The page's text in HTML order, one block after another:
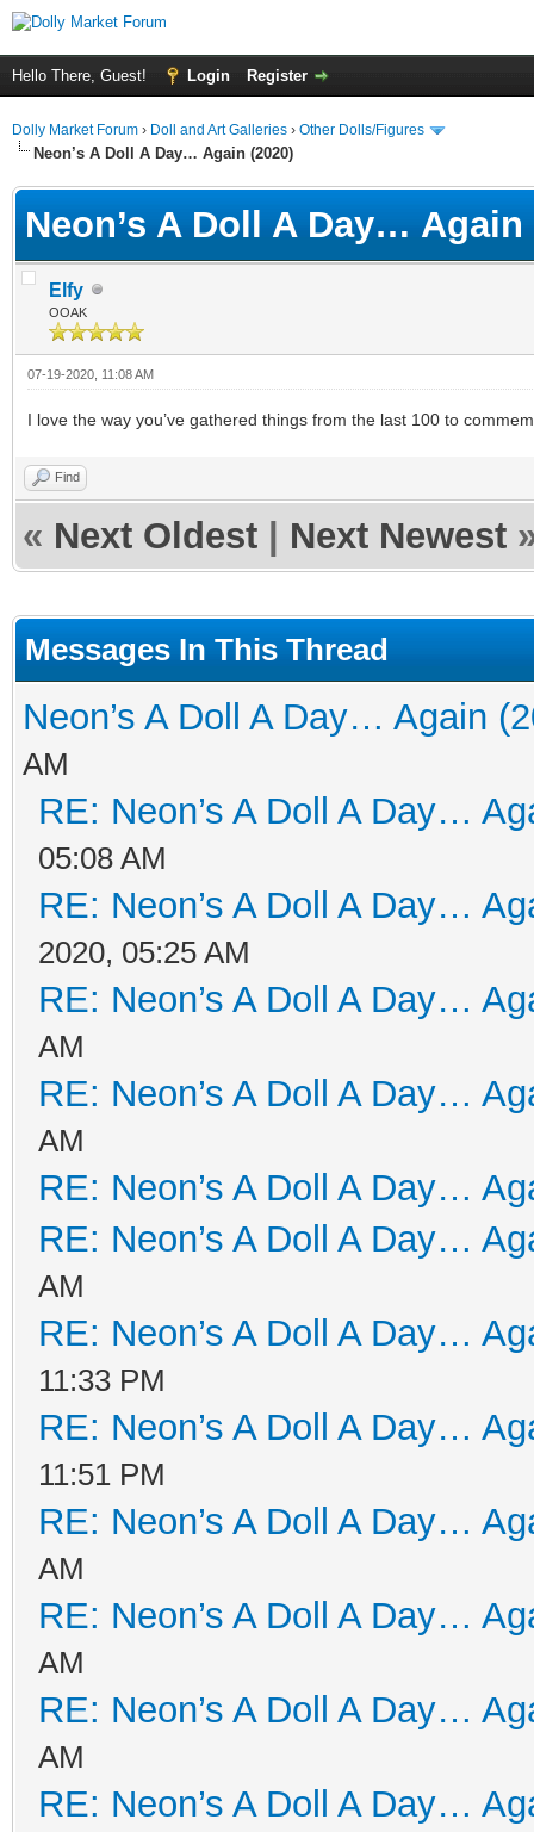
Hello There, Guest! Login Register
Dolly Market Forum › Doll and Art Galleries › Other Dolls/Figures
Neon’s A Doll A Day… Again (2020)
Neon’s A Doll A Day… Again
Elfy
OOAK
07-19-2020, 11:08 AM
I love the way you’ve gathered things from the last 100 to
Find
« Next Oldest Next Newest
Messages In This Thread
Neon’s A Doll A Day… Again
AM
RE: Neon’s A Doll A Day…
05:08 AM
RE: Neon’s A Doll A Day…
2020, 05:25 AM
RE: Neon’s A Doll A Day…
AM
RE: Neon’s A Doll A Day…
AM
RE: Neon’s A Doll A Day…
RE: Neon’s A Doll A Day…
AM
RE: Neon’s A Doll A Day…
11:33 PM
RE: Neon’s A Doll A Day…
11:51 PM
RE: Neon’s A Doll A Day…
AM
RE: Neon’s A Doll A Day…
AM
RE: Neon’s A Doll A Day…
AM
RE: Neon’s A Doll A Day…